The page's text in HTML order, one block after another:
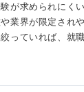
が求められにく
業界が限定され
っていれば、就